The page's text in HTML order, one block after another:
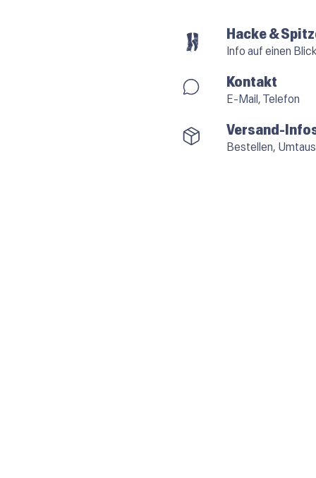
Hacke &
Info auf einen
Kontakt
E-Mail, Telefon
Versand-
Bestellen,